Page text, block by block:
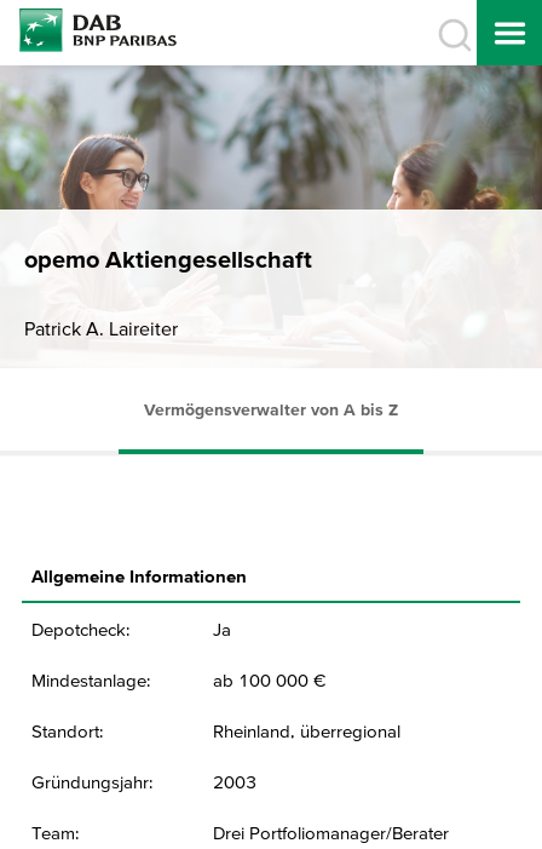
opemo Aktiengesellschaft
Patrick A. Laireiter
Vermögensverwalter von A bis Z
Allgemeine Informationen
Depotcheck: Ja
Mindestanlage: ab 100 000 €
Standort: Rheinland, überregional
Gründungsjahr: 2003
Team: Drei Portfoliomanager/Berater